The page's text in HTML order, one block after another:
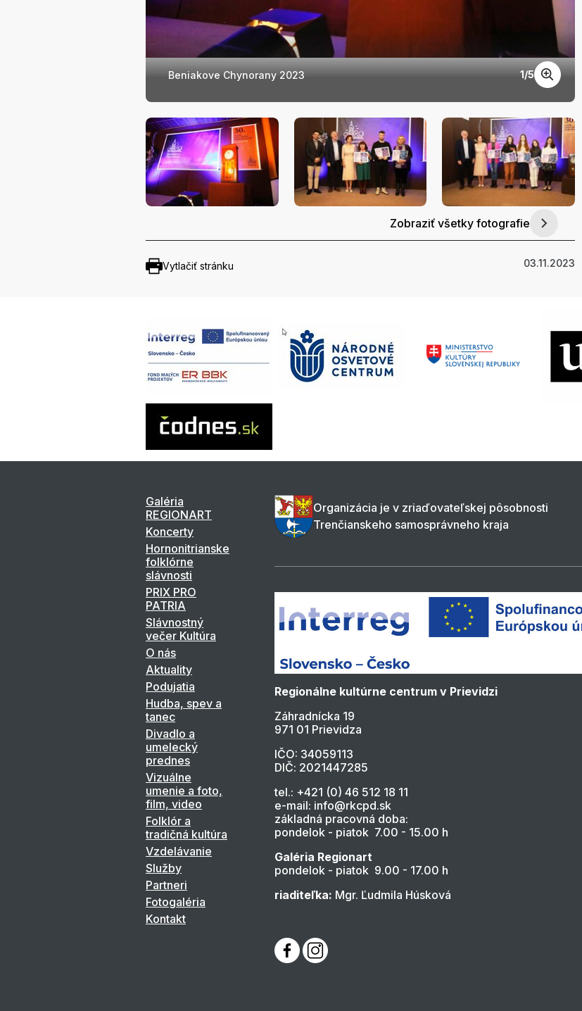
Beniakove Chynorany 2023 1/5
Zobraziť všetky fotografie
Vytlačiť stránku 03.11.2023
Galéria
REGIONART
Koncerty
Hornonitrianske
folklórne
slávnosti
PRIX PRO
PATRIA
Slávnostný
večer Kultúra
O nás
Aktuality
Podujatia
Hudba, spev a
tanec
Divadlo a
umelecký
prednes
Vizuálne
umenie a foto,
film, video
Folklór a
tradičná kultúra
Vzdelávanie
Služby
Partneri
Fotogaléria
Kontakt
Organizácia je v zriaďovateľskej pôsobnosti
Trenčianskeho samosprávneho kraja
Regionálne kultúrne centrum v Prievidzi
Záhradnícka 19
971 01 Prievidza
IČO: 34059113
DIČ: 2021447285
tel.: +421 (0) 46 512 18 11
e-mail: info@rkcpd.sk
základná pracovná doba:
pondelok - piatok 7.00 - 15.00 h
Galéria Regionart
pondelok - piatok 9.00 - 17.00 h
riaditeľka: Mgr. Ľudmila Húsková